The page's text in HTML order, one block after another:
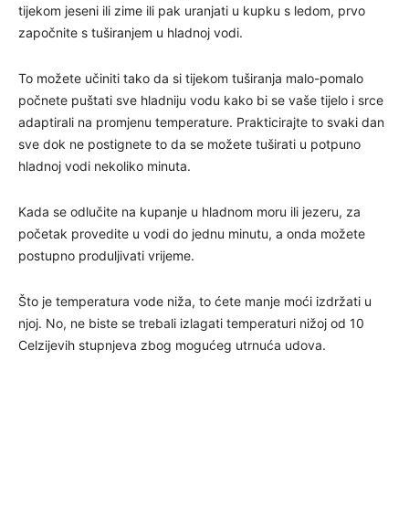
tijekom jeseni ili zime ili pak uranjati u kupku s ledom, prvo
započnite s tuširanjem u hladnoj vodi.
To možete učiniti tako da si tijekom tuširanja malo-pomalo
počnete puštati sve hladniju vodu kako bi se vaše tijelo i srce
adaptirali na promjenu temperature. Prakticirajte to svaki dan
sve dok ne postignete to da se možete tuširati u potpuno
hladnoj vodi nekoliko minuta.
Kada se odlučite na kupanje u hladnom moru ili jezeru, za
početak provedite u vodi do jednu minutu, a onda možete
postupno produljivati vrijeme.
Što je temperatura vode niža, to ćete manje moći izdržati u
njoj. No, ne biste se trebali izlagati temperaturi nižoj od 10
Celzijevih stupnjeva zbog mogućeg utrnuća udova.